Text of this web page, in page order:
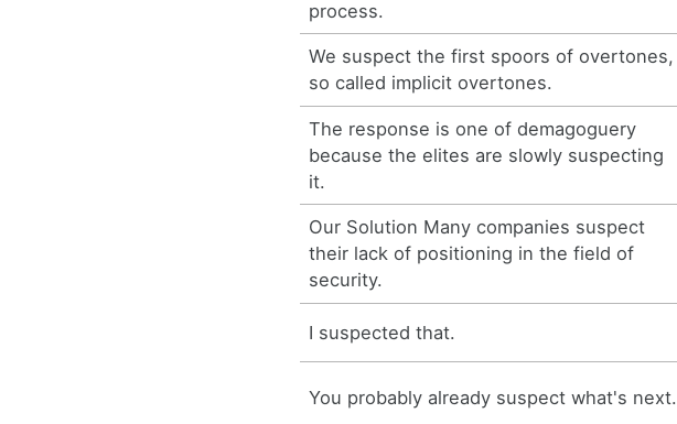
process.
We suspect the first spoors of overtones,
so called implicit overtones.
The response is one of demagoguery
because the elites are slowly suspecting
it.
Our Solution Many companies suspect
their lack of positioning in the field of
security.
I suspected that.
You probably already suspect what's next.